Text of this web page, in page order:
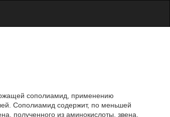
сополиамид, применению
Сополиамид содержит, по меньшей
полученного из аминокислоты, звена,